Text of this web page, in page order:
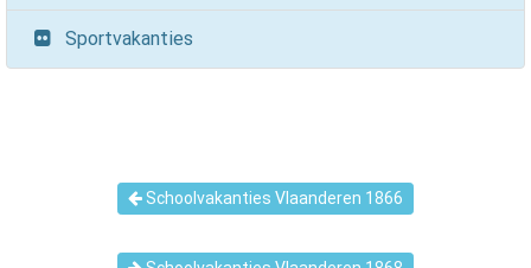
Sportvakanties
Schoolvakanties Vlaanderen 1866